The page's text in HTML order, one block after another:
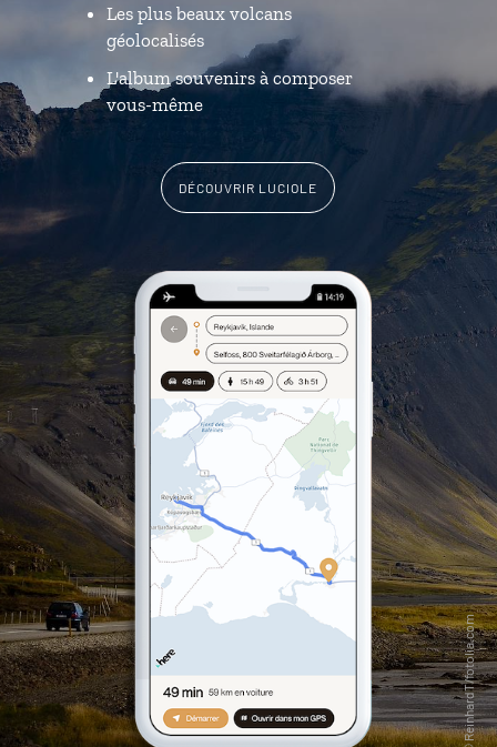
Les plus beaux volcans
géolocalisés
L'album souvenirs à composer
vous-même
DÉCOUVRIR LUCIOLE